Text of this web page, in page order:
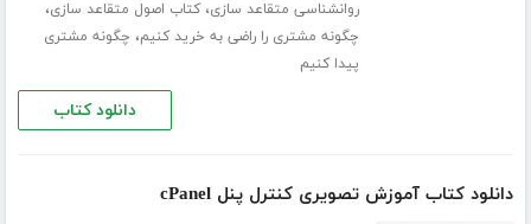
روانشناسی متقاعد سازی،کتاب اصول متقاعد سازی،
چگونه مشتری را راضی به خرید کنیم، چگونه مشتری
پیدا کنیم
دانلود کتاب
دانلود کتاب آموزش تصویری کنترل پنل cPanel